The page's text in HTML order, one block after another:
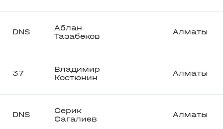
DNS
Аблан
Тазабеков
Алматы
37
Владимир
Костюнин
Алматы
DNS
Серик
Сагалиев
Алматы